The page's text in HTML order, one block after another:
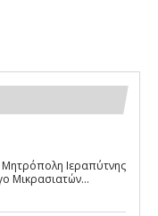
Μικρασιατών...